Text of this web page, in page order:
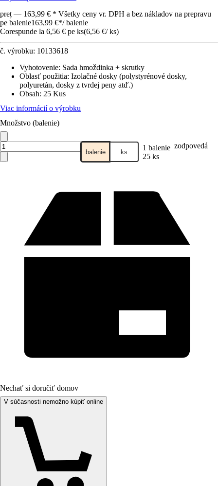
preț — 163,99 € * Všetky ceny vr. DPH a bez nákladov na prepravu
pe balenie163,99 €*/ balenie
Corespunde la 6,56 € pe ks(6,56 €/ ks)
č. výrobku: 10133618
Vyhotovenie: Sada hmoždinka + skrutky
Oblasť použitia: Izolačné dosky (polystyrénové dosky,
polyuretán, dosky z tvrdej peny atď.)
Obsah: 25 Kus
Viac informácií o výrobku
Množstvo (balenie)
balenie ks 1 balenie zodpovedá
25 ks
Nechať si doručiť domov
V súčasnosti nemožno kúpiť online